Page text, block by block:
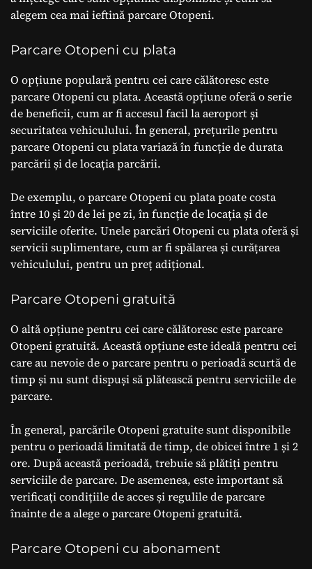
alegem cea mai ieftină parcare Otopeni.
Parcare Otopeni cu plata
O opțiune populară pentru cei care călătoresc este
parcare Otopeni cu plata. Această opțiune oferă o serie
de beneficii, cum ar fi accesul facil la aeroport și
securitatea vehiculului. În general, prețurile pentru
parcare Otopeni cu plata variază în funcție de durata
parcării și de locația parcării.
De exemplu, o parcare Otopeni cu plata poate costa
între 10 și 20 de lei pe zi, în funcție de locația și de
serviciile oferite. Unele parcări Otopeni cu plata oferă și
servicii suplimentare, cum ar fi spălarea și curățarea
vehiculului, pentru un preț adițional.
Parcare Otopeni gratuită
O altă opțiune pentru cei care călătoresc este parcare
Otopeni gratuită. Această opțiune este ideală pentru cei
care au nevoie de o parcare pentru o perioadă scurtă de
timp și nu sunt dispuși să plătească pentru serviciile de
parcare.
În general, parcările Otopeni gratuite sunt disponibile
pentru o perioadă limitată de timp, de obicei între 1 și 2
ore. După această perioadă, trebuie să plătiți pentru
serviciile de parcare. De asemenea, este important să
verificați condițiile de acces și regulile de parcare
înainte de a alege o parcare Otopeni gratuită.
Parcare Otopeni cu abonament